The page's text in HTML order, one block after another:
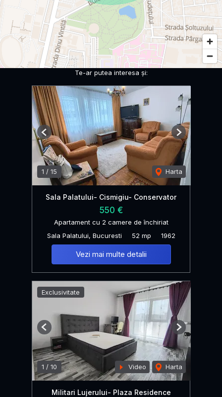
Te-ar putea interesa și:
1 / 15 Harta
Previous Next
Sala Palatului- Cismigiu- Conservator
550 €
Apartament cu 2 camere de închiriat
Sala Palatului, Bucuresti
52 mp 1962
Vezi mai multe detalii
Exclusivitate
1 / 10 Video Harta
Previous Next
Militari Lujerului- Plaza Residence